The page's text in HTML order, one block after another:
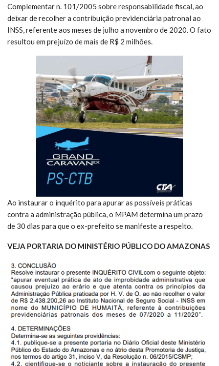
Complementar n. 101/2005 sobre responsabilidade fiscal, ao
deixar de recolher a contribuição previdenciária patronal ao
INSS, referente aos meses de julho a novembro de 2020. O fato
resultou em prejuízo de mais de R$ 2 milhões.
Ao instaurar o inquérito para apurar as possíveis práticas
contra a administração pública, o MPAM determina um prazo
de 30 dias para que o ex-prefeito se manifeste a respeito.
VEJA PORTARIA DO MINISTÉRIO PÚBLICO DO AMAZONAS